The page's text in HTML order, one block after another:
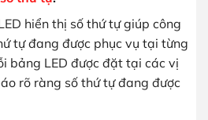
hiển thị số thứ tự giúp công
tự đang được phục vụ tại từng
bảng LED được đặt tại các vị
rõ ràng số thứ tự đang được